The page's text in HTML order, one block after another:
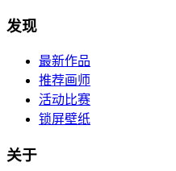
发现
最新作品
推荐画师
活动比赛
锁屏壁纸
关于